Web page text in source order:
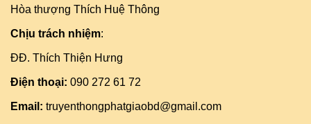
Hòa thượng Thích Huệ Thông
Chịu trách nhiệm:
ĐĐ. Thích Thiện Hưng
Điện thoại: 090 272 61 72
Email: truyenthongphatgiaobd@gmail.com